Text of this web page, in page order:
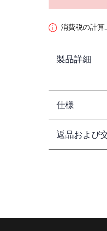
消費税の計算
製品詳細
仕様
返品および